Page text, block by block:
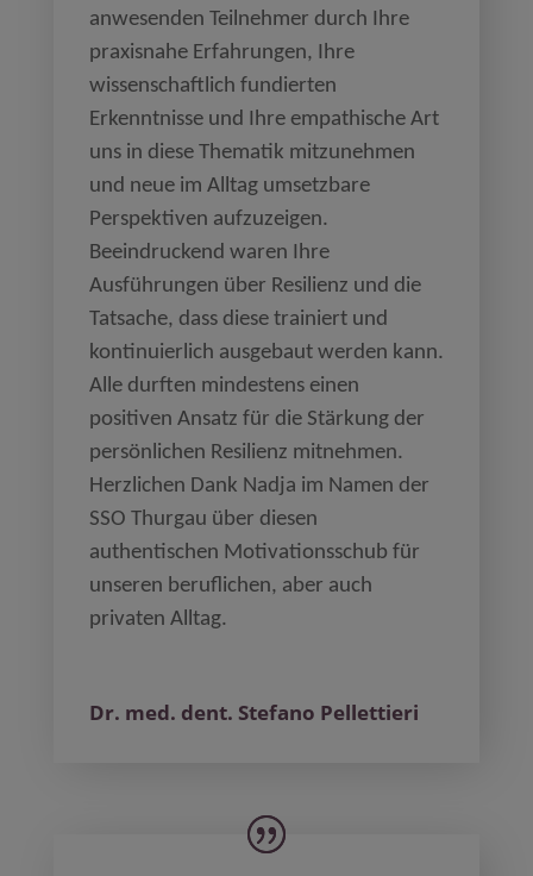
anwesenden Teilnehmer durch Ihre
praxisnahe Erfahrungen, Ihre
wissenschaftlich fundierten
Erkenntnisse und Ihre empathische Art
uns in diese Thematik mitzunehmen
und neue im Alltag umsetzbare
Perspektiven aufzuzeigen.
Beeindruckend waren Ihre
Ausführungen über Resilienz und die
Tatsache, dass diese trainiert und
kontinuierlich ausgebaut werden kann.
Alle durften mindestens einen
positiven Ansatz für die Stärkung der
persönlichen Resilienz mitnehmen.
Herzlichen Dank Nadja im Namen der
SSO Thurgau über diesen
authentischen Motivationsschub für
unseren beruflichen, aber auch
privaten Alltag.
Dr. med. dent. Stefano Pellettieri